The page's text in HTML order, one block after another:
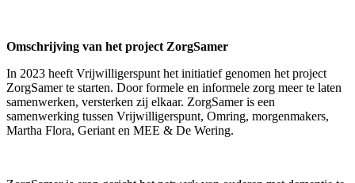
Omschrijving van het project ZorgSamer
In 2023 heeft Vrijwilligerspunt het initiatief genomen het project
ZorgSamer te starten. Door formele en informele zorg meer te laten
samenwerken, versterken zij elkaar. ZorgSamer is een
samenwerking tussen Vrijwilligerspunt, Omring, morgenmakers,
Martha Flora, Geriant en MEE & De Wering.